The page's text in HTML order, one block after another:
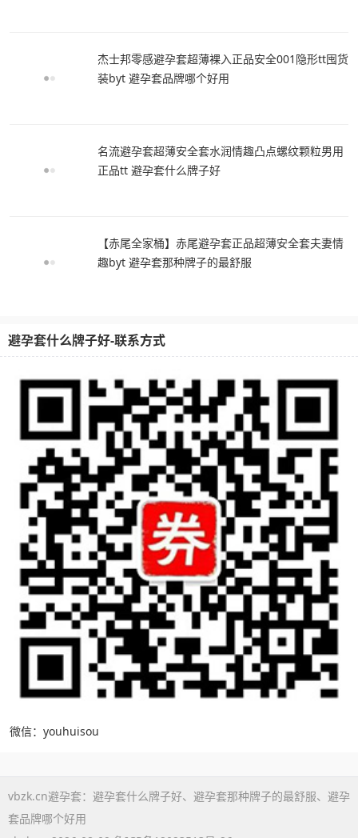
杰士邦零感避孕套超薄裸入正品安全001隐形tt囤货
装byt 避孕套品牌哪个好用
名流避孕套超薄安全套水润情趣凸点螺纹颗粒男用
正品tt 避孕套什么牌子好
【赤尾全家桶】赤尾避孕套正品超薄安全套夫妻情
趣byt 避孕套那种牌子的最舒服
避孕套什么牌子好-联系方式
微信：youhuisou
vbzk.cn避孕套： 避孕套什么牌子好、 避孕套那种牌子的最舒服、 避孕
套品牌哪个好用